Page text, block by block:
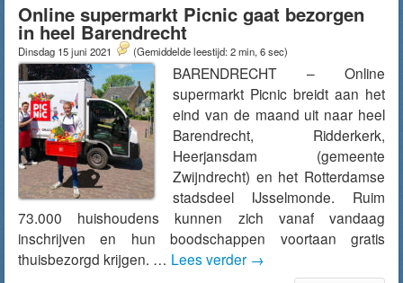
Online supermarkt Picnic gaat bezorgen
in heel Barendrecht
Dinsdag 15 juni 2021 (Gemiddelde leestijd: 2 min, 6 sec)
BARENDRECHT – Online
supermarkt Picnic breidt aan het
eind van de maand uit naar heel
Barendrecht, Ridderkerk,
Heerjansdam (gemeente
Zwijndrecht) en het Rotterdamse
stadsdeel IJsselmonde. Ruim
73.000 huishoudens kunnen zich vanaf vandaag
inschrijven en hun boodschappen voortaan gratis
thuisbezorgd krijgen. … Lees verder →